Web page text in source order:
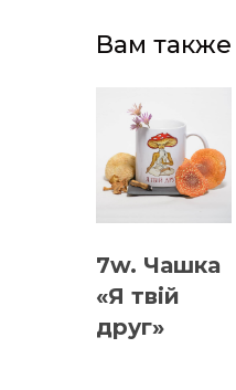
Вам
7w. Чашка
«Я твій
друг»